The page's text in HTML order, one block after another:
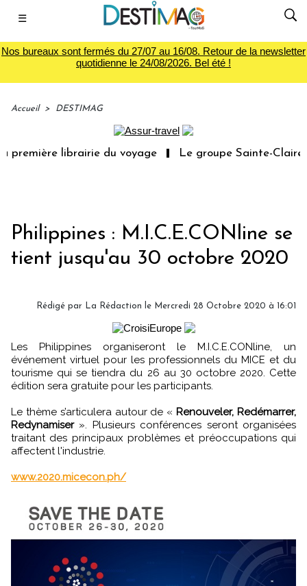
☰
Nos bureaux sont fermés du 27/07 au 16/08. Retour de la newsletter
quotidienne le 24/08/2026. Bel été !
Accueil > DESTIMAG
librairie du voyage Le groupe Sainte-Claire
Philippines : M.I.C.E.CONline se
tient jusqu'au 30 octobre 2020
Rédigé par La Rédaction le Mercredi 28 Octobre 2020 à 16:01
Les Philippines organiseront le M.I.C.E.CONline, un
événement virtuel pour les professionnels du MICE et du
tourisme qui se tiendra du 26 au 30 octobre 2020. Cette
édition sera gratuite pour les participants.
Le thème s’articulera autour de « Renouveler, Redémarrer,
Redynamiser». Plusieurs conférences seront organisées
traitant des principaux problèmes et préoccupations qui
affectent l'industrie.
www.2020.micecon.ph/